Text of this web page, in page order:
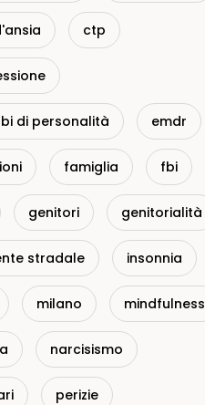
ctp
di personalità emdr
famiglia fbi
genitori genitorialità
stradale insonnia
milano mindfulness
narcisismo
perizie